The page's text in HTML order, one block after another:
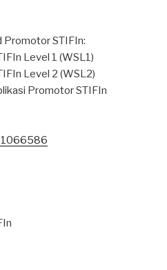
Promotor STIFIn:
Level 1 (WSL1)
Level 2 (WSL2)
Promotor STIFIn